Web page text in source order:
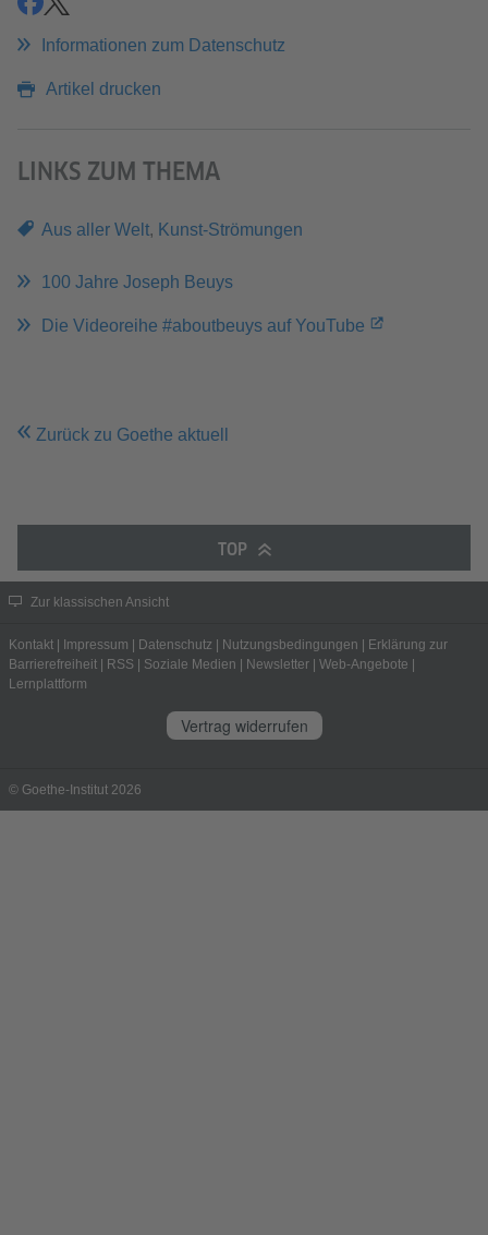
teilenteilen
Informationen zum Datenschutz
Artikel drucken
LINKS ZUM THEMA
Aus aller Welt, Kunst-Strömungen
100 Jahre Joseph Beuys
Die Videoreihe #aboutbeuys auf YouTube
Zurück zu Goethe aktuell
TOP
Zur klassischen Ansicht
Kontakt Impressum Datenschutz Nutzungsbedingungen
Erklärung zur
Barrierefreiheit
RSS Soziale Medien Newsletter Web-Angebote
Lernplattform
Vertrag widerrufen
© Goethe-Institut 2026